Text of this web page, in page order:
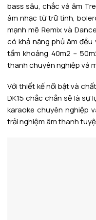
bass sâu, chắc và âm
âm nhạc từ trữ tình,
mạnh mẽ Remix và
có khả năng phủ âm
tầm khoảng 40m2 –
thanh chuyên nghiệp và
Với thiết kế nổi bật và
DK15 chắc chắn sẽ là sự
karaoke chuyên nghiệp
trải nghiệm âm thanh